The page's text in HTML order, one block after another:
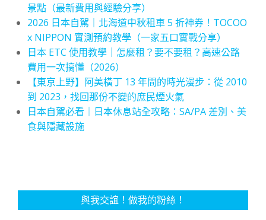
景點（最新費用與經驗分享）
2026 日本自駕｜北海道中秋租車 5 折神券！TOCOO
x NIPPON 實測預約教學（一家五口實戰分享）
日本 ETC 使用教學｜怎麼租？要不要租？高速公路
費用一次搞懂（2026）
【東京上野】阿美橫丁 13 年間的時光漫步：從 2010
到 2023，找回那份不變的庶民煙火氣
日本自駕必看｜日本休息站全攻略：SA/PA 差別、美
食與隱藏設施
與我交誼！做我的粉絲！